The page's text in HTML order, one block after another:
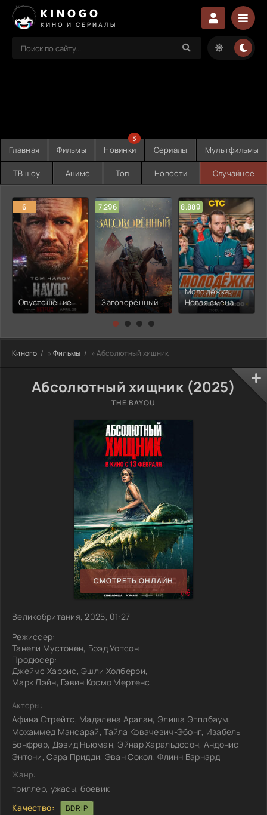
KINOGO
КИНО И СЕРИАЛЫ
Главная Фильмы Новинки
3
Сериалы Мультфильмы
ТВ шоу Аниме Топ Новости Случайное
6
Опустошение
7.296
Заговорённый
8.889
Молодёжка:
Новая смена
Киного » Фильмы » Абсолютный хищник
Абсолютный хищник (2025)
THE BAYOU
СМОТРЕТЬ ОНЛАЙН
Великобритания, 2025, 01:27
Режиссер:
Танели Мустонен, Брэд Уотсон
Продюсер:
Джеймс Харрис, Эшли Холберри,
Марк Лэйн, Гэвин Космо Мертенс
Актеры:
Афина Стрейтс, Мадалена Араган, Элиша Эпплбаум,
Мохаммед Мансарай, Тайла Ковачевич-Эбонг, Изабель
Бонфрер, Дэвид Ньюман, Эйнар Харальдссон, Андонис
Энтони, Сара Придди, Эван Сокол, Флинн Барнард
Жанр:
триллер, ужасы, боевик
Качество:
BDRIP